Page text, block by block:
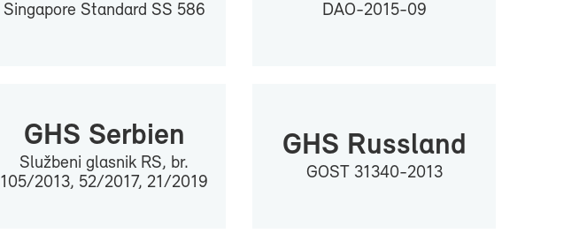
Sin­ga­po­re Stan­dard SS 586 DAO-​2015-09
GHS Ser­bi­en
Službeni glas­nik RS, br.
105/2013, 52/2017, 21/2019
GHS Russ­land
GOST 31340-2013